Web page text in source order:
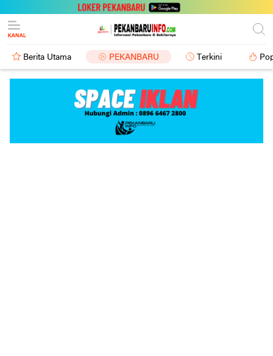
Berita Utama PEKANBARU Terkini